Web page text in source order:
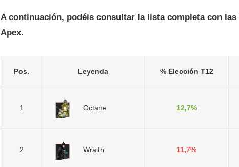
A continuación, podéis consultar la lista completa con las
Apex.
Pos. Leyenda % Elección T12
1 Octane 12,7%
2 Wraith 11,7%